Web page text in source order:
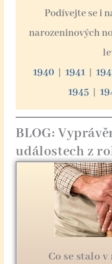
Podívejte se i
narozeninových
1940 | 1941|
1945|
BLOG:
událostech z
Co se stalo